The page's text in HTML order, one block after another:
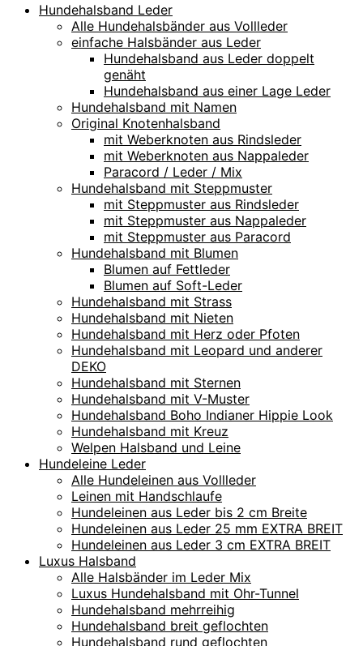
Hundehalsband Leder
Alle Hundehalsbänder aus Vollleder
einfache Halsbänder aus Leder
Hundehalsband aus Leder doppelt
genäht
Hundehalsband aus einer Lage Leder
Hundehalsband mit Namen
Original Knotenhalsband
mit Weberknoten aus Rindsleder
mit Weberknoten aus Nappaleder
Paracord / Leder / Mix
Hundehalsband mit Steppmuster
mit Steppmuster aus Rindsleder
mit Steppmuster aus Nappaleder
mit Steppmuster aus Paracord
Hundehalsband mit Blumen
Blumen auf Fettleder
Blumen auf Soft-Leder
Hundehalsband mit Strass
Hundehalsband mit Nieten
Hundehalsband mit Herz oder Pfoten
Hundehalsband mit Leopard und anderer
DEKO
Hundehalsband mit Sternen
Hundehalsband mit V-Muster
Hundehalsband Boho Indianer Hippie Look
Hundehalsband mit Kreuz
Welpen Halsband und Leine
Hundeleine Leder
Alle Hundeleinen aus Vollleder
Leinen mit Handschlaufe
Hundeleinen aus Leder bis 2 cm Breite
Hundeleinen aus Leder 25 mm EXTRA BREIT
Hundeleinen aus Leder 3 cm EXTRA BREIT
Luxus Halsband
Alle Halsbänder im Leder Mix
Luxus Hundehalsband mit Ohr-Tunnel
Hundehalsband mehrreihig
Hundehalsband breit geflochten
Hundehalsband rund geflochten